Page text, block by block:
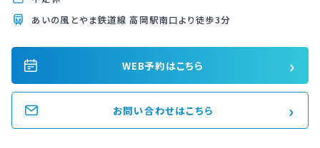
あいの風とやま鉄道線 高岡駅南口より徒歩3分
WEB予約はこちら ›
お問い合わせはこちら ›